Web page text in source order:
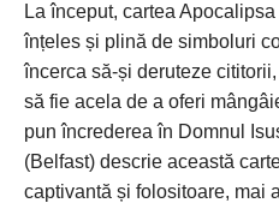
La început, cartea
înțeles și plină de simboluri
încerca să-și deruteze
să fie acela de a oferi
pun încrederea în Domnul
(Belfast) descrie această
captivantă și folositoare, mai